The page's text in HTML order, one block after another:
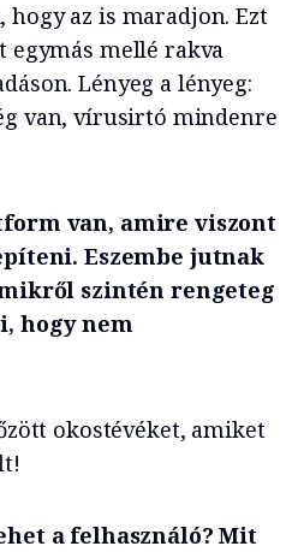
az is maradjon. Ezt
egymás mellé rakva
Lényeg a lényeg:
van, vírusirtó mindenre
van, amire viszont
Eszembe jutnak
szintén rengeteg
hogy nem
okostévéket, amiket
a felhasználó? Mit